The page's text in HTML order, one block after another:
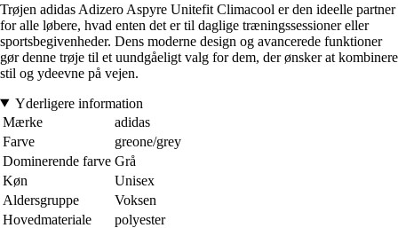
Trøjen adidas Adizero Aspyre Unitefit Climacool er den ideelle partner
for alle løbere, hvad enten det er til daglige træningssessioner eller
sportsbegivenheder. Dens moderne design og avancerede funktioner
gør denne trøje til et uundgåeligt valg for dem, der ønsker at kombinere
stil og ydeevne på vejen.
Yderligere information
Mærke
adidas
Farve
greone/grey
Dominerende farve Grå
Køn
Unisex
Aldersgruppe
Voksen
Hovedmateriale
polyester